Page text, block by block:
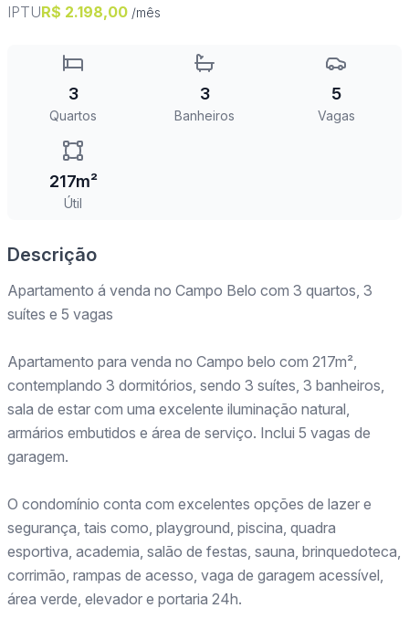
IPTUR$ 2.198,00 /mês
3
Quartos
3
Banheiros
5
Vagas
217m²
Útil
Descrição
Apartamento á venda no Campo Belo com 3 quartos, 3
suítes e 5 vagas
Apartamento para venda no Campo belo com 217m²,
contemplando 3 dormitórios, sendo 3 suítes, 3 banheiros,
sala de estar com uma excelente iluminação natural,
armários embutidos e área de serviço. Inclui 5 vagas de
garagem.
O condomínio conta com excelentes opções de lazer e
segurança, tais como, playground, piscina, quadra
esportiva, academia, salão de festas, sauna, brinquedoteca,
corrimão, rampas de acesso, vaga de garagem acessível,
área verde, elevador e portaria 24h.